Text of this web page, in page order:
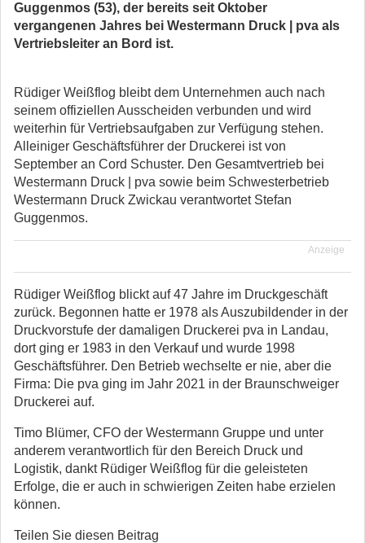
Guggenmos (53), der bereits seit Oktober
vergangenen Jahres bei Westermann Druck | pva als
Vertriebsleiter an Bord ist.
Rüdiger Weißflog bleibt dem Unternehmen auch nach
seinem offiziellen Ausscheiden verbunden und wird
weiterhin für Vertriebsaufgaben zur Verfügung stehen.
Alleiniger Geschäftsführer der Druckerei ist von
September an Cord Schuster. Den Gesamtvertrieb bei
Westermann Druck | pva sowie beim Schwesterbetrieb
Westermann Druck Zwickau verantwortet Stefan
Guggenmos.
Anzeige
Rüdiger Weißflog blickt auf 47 Jahre im Druckgeschäft
zurück. Begonnen hatte er 1978 als Auszubildender in der
Druckvorstufe der damaligen Druckerei pva in Landau,
dort ging er 1983 in den Verkauf und wurde 1998
Geschäftsführer. Den Betrieb wechselte er nie, aber die
Firma: Die pva ging im Jahr 2021 in der Braunschweiger
Druckerei auf.
Timo Blümer, CFO der Westermann Gruppe und unter
anderem verantwortlich für den Bereich Druck und
Logistik, dankt Rüdiger Weißflog für die geleisteten
Erfolge, die er auch in schwierigen Zeiten habe erzielen
können.
Teilen Sie diesen Beitrag